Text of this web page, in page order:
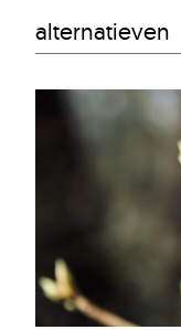
alternatieven